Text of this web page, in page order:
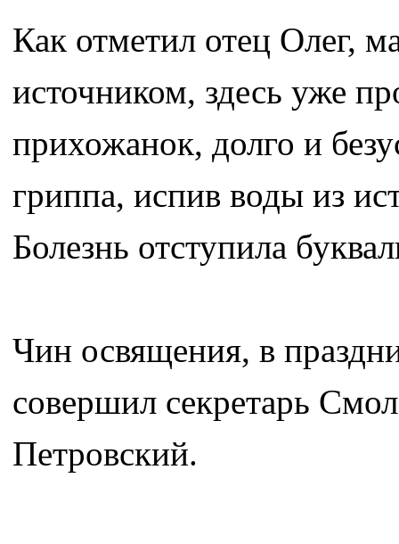
Как отметил отец Олег,
источником, здесь уже
прихожанок, долго и
гриппа, испив воды из
Болезнь отступила
Чин освящения, в
совершил секретарь
Петровский.